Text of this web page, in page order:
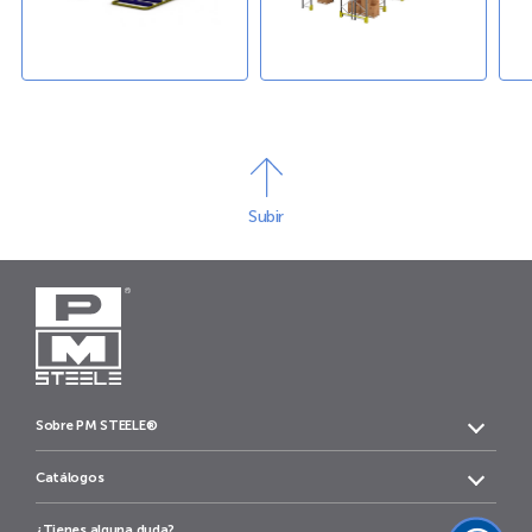
Subir
Sobre PM STEELE®
Catálogos